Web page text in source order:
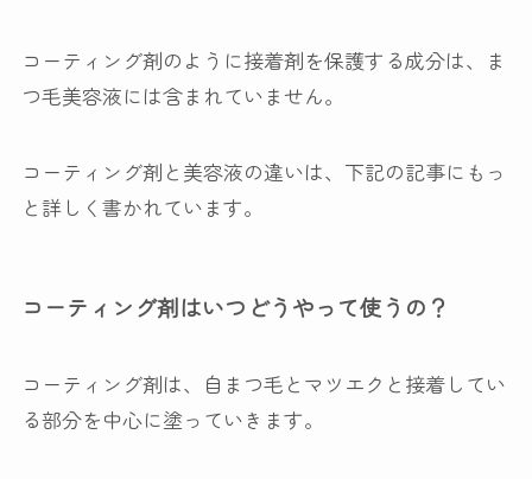
コーティング剤のように接着剤を保護する成分は、ま
つ毛美容液には含まれていません。
コーティング剤と美容液の違いは、下記の記事にもっ
と詳しく書かれています。
コーティング剤はいつどうやって使うの？
コーティング剤は、自まつ毛とマツエクと接着してい
る部分を中心に塗っていきます。